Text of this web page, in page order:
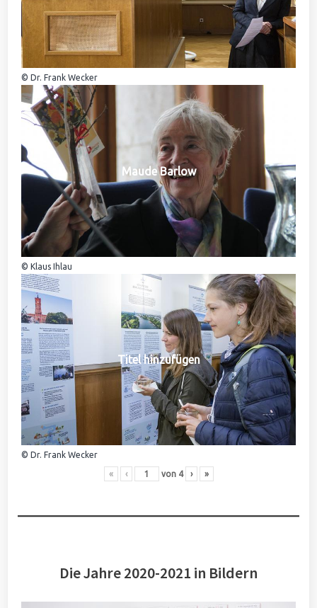
© Dr. Frank Wecker
Maude Barlow
© Klaus Ihlau
Titel hinzufügen
© Dr. Frank Wecker
« ‹ von 4 › »
Die Jahre 2020-2021 in Bildern